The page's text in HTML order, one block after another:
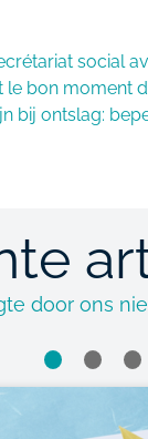
social
le bon moment
bij ontslag:
door ons